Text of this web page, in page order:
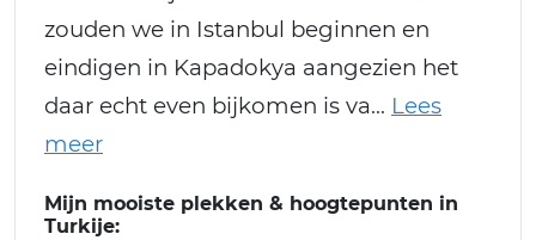
zouden we in Istanbul beginnen en
eindigen in Kapadokya aangezien het
daar echt even bijkomen is va
Mijn mooiste plekken & hoogtepunten in
Turkije: